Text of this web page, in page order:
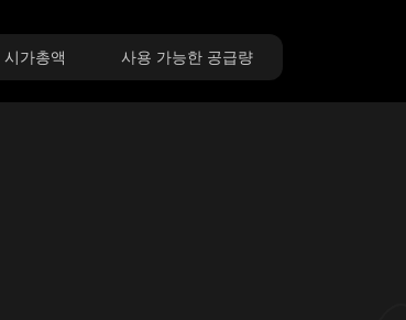
시가총액 사용 가능한 공급량